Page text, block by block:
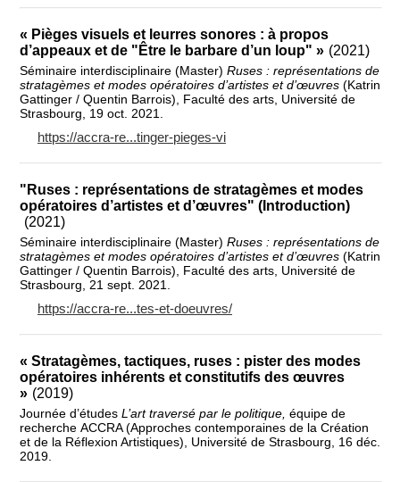
« Pièges visuels et leurres sonores : à propos
d’appeaux et de "Être le barbare d’un loup" » (2021)
Séminaire interdisciplinaire (Master) Ruses : représentations de
stratagèmes et modes opératoires d’artistes et d’œuvres (Katrin
Gattinger / Quentin Barrois), Faculté des arts, Université de
Strasbourg, 19 oct. 2021.
https://accra-re...tinger-pieges-vi
"Ruses : représentations de stratagèmes et modes
opératoires d’artistes et d’œuvres" (Introduction)
(2021)
Séminaire interdisciplinaire (Master) Ruses : représentations de
stratagèmes et modes opératoires d’artistes et d’œuvres (Katrin
Gattinger / Quentin Barrois), Faculté des arts, Université de
Strasbourg, 21 sept. 2021.
https://accra-re...tes-et-doeuvres/
« Stratagèmes, tactiques, ruses : pister des modes
opératoires inhérents et constitutifs des œuvres
» (2019)
Journée d’études L’art traversé par le politique, équipe de
recherche ACCRA (Approches contemporaines de la Création
et de la Réflexion Artistiques), Université de Strasbourg, 16 déc.
2019.